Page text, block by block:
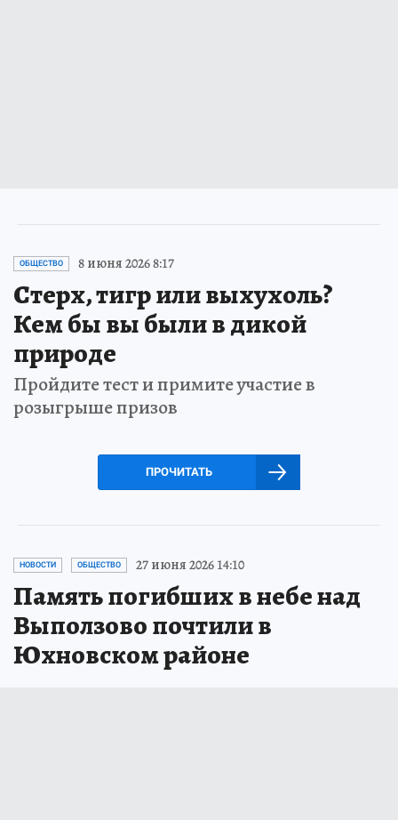
ОБЩЕСТВО 8 июня 2026 8:17
Стерх, тигр или выхухоль?
Кем бы вы были в дикой
природе
Пройдите тест и примите участие в
розыгрыше призов
ПРОЧИТАТЬ
НОВОСТИ ОБЩЕСТВО 27 июня 2026 14:10
Память погибших в небе над
Выползово почтили в
Юхновском районе